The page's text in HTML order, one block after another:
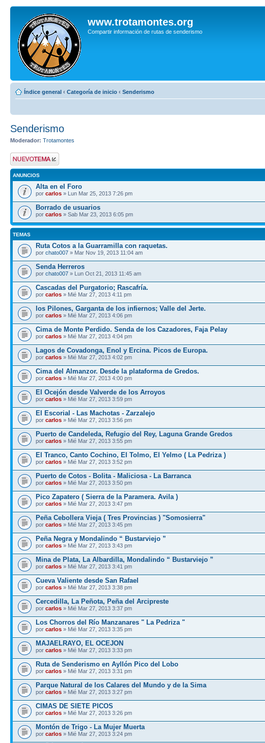
www.trotamontes.org
Compartir información de rutas de senderismo
Índice general ‹ Categoría de inicio ‹ Senderismo
Senderismo
Moderador: Trotamontes
Publicar un nuevo
tema
ANUNCIOS
Alta en el Foro
por carlos » Lun Mar 25, 2013 7:26 pm
Borrado de usuarios
por carlos » Sab Mar 23, 2013 6:05 pm
TEMAS
Ruta Cotos a la Guarramilla con raquetas.
por chato007 » Mar Nov 19, 2013 11:04 am
Senda Herreros
por chato007 » Lun Oct 21, 2013 11:45 am
Cascadas del Purgatorio; Rascafría.
por carlos » Mié Mar 27, 2013 4:11 pm
los Pilones, Garganta de los infiernos; Valle del Jerte.
por carlos » Mié Mar 27, 2013 4:06 pm
Cima de Monte Perdido. Senda de los Cazadores, Faja Pelay
por carlos » Mié Mar 27, 2013 4:04 pm
Lagos de Covadonga, Enol y Ercina. Picos de Europa.
por carlos » Mié Mar 27, 2013 4:02 pm
Cima del Almanzor. Desde la plataforma de Gredos.
por carlos » Mié Mar 27, 2013 4:00 pm
El Ocejón desde Valverde de los Arroyos
por carlos » Mié Mar 27, 2013 3:59 pm
El Escorial - Las Machotas - Zarzalejo
por carlos » Mié Mar 27, 2013 3:56 pm
Puerto de Candeleda, Refugio del Rey, Laguna Grande Gredos
por carlos » Mié Mar 27, 2013 3:55 pm
El Tranco, Canto Cochino, El Tolmo, El Yelmo ( La Pedriza )
por carlos » Mié Mar 27, 2013 3:52 pm
Puerto de Cotos - Bolita - Maliciosa - La Barranca
por carlos » Mié Mar 27, 2013 3:50 pm
Pico Zapatero ( Sierra de la Paramera. Avila )
por carlos » Mié Mar 27, 2013 3:47 pm
Peña Cebollera Vieja ( Tres Provincias ) "Somosierra"
por carlos » Mié Mar 27, 2013 3:45 pm
Peña Negra y Mondalindo “ Bustarviejo ”
por carlos » Mié Mar 27, 2013 3:43 pm
Mina de Plata, La Albardilla, Mondalindo “ Bustarviejo ”
por carlos » Mié Mar 27, 2013 3:41 pm
Cueva Valiente desde San Rafael
por carlos » Mié Mar 27, 2013 3:38 pm
Cercedilla, La Peñota, Peña del Arcipreste
por carlos » Mié Mar 27, 2013 3:37 pm
Los Chorros del Río Manzanares " La Pedriza "
por carlos » Mié Mar 27, 2013 3:35 pm
MAJAELRAYO, EL OCEJON
por carlos » Mié Mar 27, 2013 3:33 pm
Ruta de Senderismo en Ayllón Pico del Lobo
por carlos » Mié Mar 27, 2013 3:31 pm
Parque Natural de los Calares del Mundo y de la Sima
por carlos » Mié Mar 27, 2013 3:27 pm
CIMAS DE SIETE PICOS
por carlos » Mié Mar 27, 2013 3:26 pm
Montón de Trigo - La Mujer Muerta
por carlos » Mié Mar 27, 2013 3:24 pm